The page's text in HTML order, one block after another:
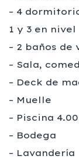
– 4
1 y 3 en
– 2 baños de
– Sala,
– Deck de
– Muelle
– Piscina
– Bodega
– Lavandería